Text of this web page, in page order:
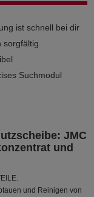
ist schnell bei dir
sorgfältig
Suchmodul
JMC
und
und Reinigen von